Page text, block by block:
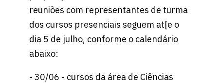
reuniões com representantes de turma
dos cursos presenciais seguem at[e o
dia 5 de julho, conforme o calendário
abaixo:
- 30/06 - cursos da área de Ciências